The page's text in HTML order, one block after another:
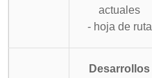
actuales
- hoja de ruta
Desarrollos